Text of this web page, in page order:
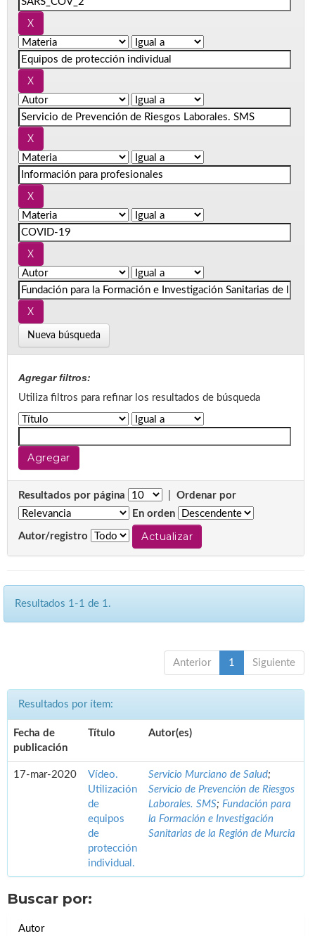
Nueva búsqueda
Agregar filtros:
Utiliza filtros para refinar los resultados de búsqueda
Resultados por página
Ordenar por
En orden
Autor/registro
Resultados 1-1 de 1.
Anterior 1 Siguiente
Resultados por ítem:
Fecha de
publicación
Título Autor(es)
17-mar-2020
Vídeo.
Utilización
de
equipos
de
protección
individual.
Servicio Murciano de Salud;
Servicio de Prevención de Riesgos
Laborales. SMS; Fundación para
la Formación e Investigación
Sanitarias de la Región de Murcia
Buscar por:
Autor